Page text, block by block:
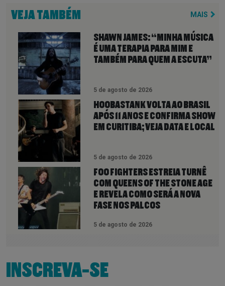
VEJA TAMBÉM MAIS
SHAWN JAMES: “MINHA MÚSICA
É UMA TERAPIA PARA MIM E
TAMBÉM PARA QUEM A ESCUTA”
5 de agosto de 2026
HOOBASTANK VOLTA AO BRASIL
APÓS 11 ANOS E CONFIRMA SHOW
EM CURITIBA; VEJA DATA E LOCAL
5 de agosto de 2026
FOO FIGHTERS ESTREIA TURNÊ
COM QUEENS OF THE STONE AGE
E REVELA COMO SERÁ A NOVA
FASE NOS PALCOS
5 de agosto de 2026
INSCREVA-SE